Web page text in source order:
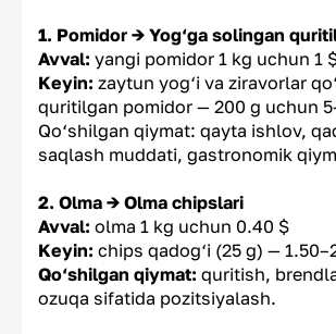
1. Pomidor → Yog‘ga solingan
Avval: yangi pomidor 1 kg uchun 1
Keyin: zaytun yog‘i va ziravorlar
quritilgan pomidor — 200 g uchun
Qo‘shilgan qiymat: qayta ishlov,
saqlash muddati, gastronomik
2. Olma → Olma chipslari
Avval: olma 1 kg uchun 0.40 $
Keyin: chips qadog‘i (25 g) —
Qo‘shilgan qiymat: quritish,
ozuqa sifatida pozitsiyalash.